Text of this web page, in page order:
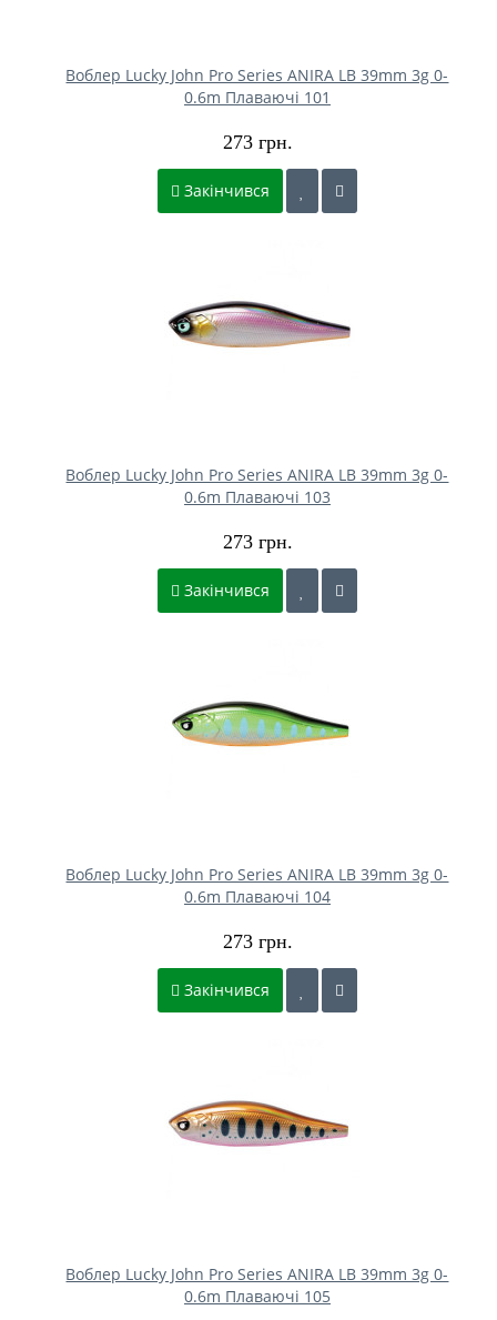
Воблер Lucky John Pro Series ANIRA LB 39mm 3g 0-
0.6m Плаваючі 101
273 грн.
Закінчився
Воблер Lucky John Pro Series ANIRA LB 39mm 3g 0-
0.6m Плаваючі 103
273 грн.
Закінчився
Воблер Lucky John Pro Series ANIRA LB 39mm 3g 0-
0.6m Плаваючі 104
273 грн.
Закінчився
Воблер Lucky John Pro Series ANIRA LB 39mm 3g 0-
0.6m Плаваючі 105